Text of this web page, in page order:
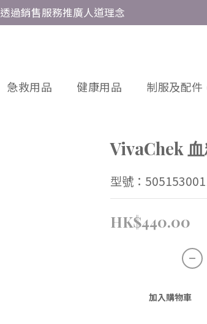
透過銷售服務推廣人道理念
急救用品 健康用品 制服及配
VivaChek
型號：
HK$440.00
加入購物車